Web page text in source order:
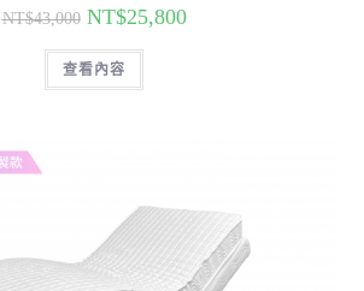
NT$43,000 NT$25,800
查看內容